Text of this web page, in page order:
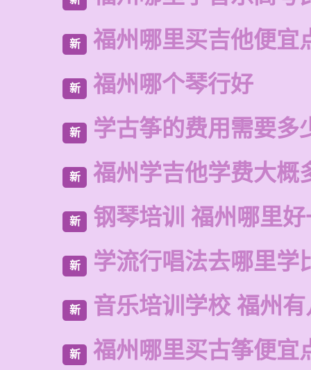
新 福州哪里买吉他便宜
新 福州哪个琴行好
新 学古筝的费用需要多
新 福州学吉他学费大概
新 钢琴培训 福州哪里
新 学流行唱法去哪里学
新 音乐培训学校 福州
新 福州哪里买古筝便宜